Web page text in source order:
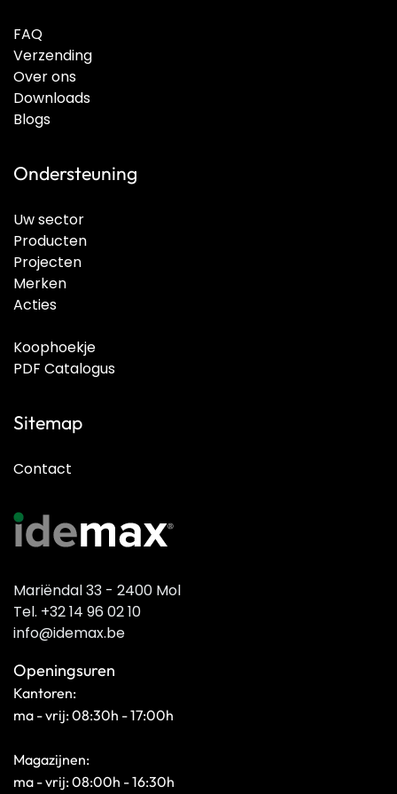
FAQ
Verzending
Over ons
Downloads
Blogs
Ondersteuning
Uw sector
Producten
Projecten
Merken
Acties
Koophoekje
PDF Catalogus
Sitemap
Contact
Mariëndal 33 - 2400 Mol
Tel. +32 14 96 02 10
info@idemax.be
Openingsuren
Kantoren:
ma - vrij: 08:30h - 17:00h
Magazijnen:
ma - vrij: 08:00h - 16:30h